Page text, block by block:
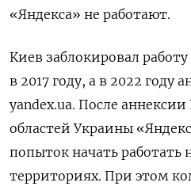
«Яндекса» не работают.
Киев заблокировал
в 2017 году, а в 2022 году
yandex.ua. После
областей Украины
попыток начать работать
территориях. При этом